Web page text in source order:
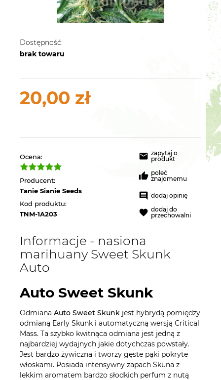
Dostępność:
brak towaru
20,00 zł
Ocena:
Producent:
Tanie Sianie Seeds
Kod produktu:
TNM-1A203
zapytaj o
produkt
poleć
znajomemu
dodaj opinię
dodaj do
przechowalni
Informacje - nasiona
marihuany Sweet Skunk
Auto
Auto Sweet Skunk
Odmiana Auto Sweet Skunk jest hybrydą pomiędzy
odmianą Early Skunk i automatyczną wersją Critical
Mass. Ta szybko kwitnąca odmiana jest jedną z
najbardziej wydajnych jakie dotychczas powstały.
Jest bardzo żywiczna i tworzy gęste pąki pokryte
włoskami. Posiada intensywny zapach Skuna z
lekkim aromatem bardzo słodkich perfum z nutą